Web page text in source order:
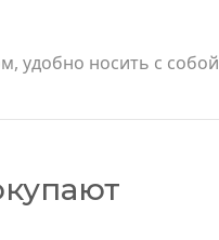
удобно носить с собой